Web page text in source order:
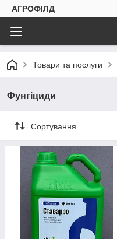
АГРОФІЛД
Товари та послуги
Фунгіциди
Сортування